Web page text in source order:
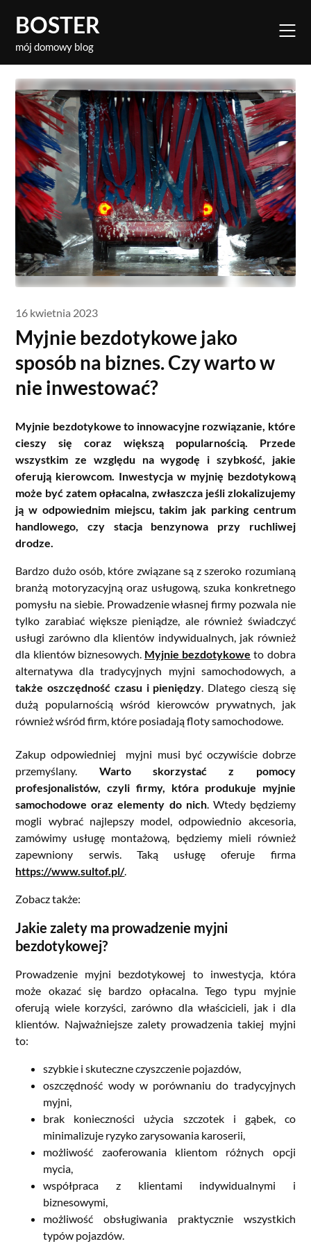
content
BOSTER
mój domowy blog
16 kwietnia 2023
Myjnie bezdotykowe jako
sposób na biznes. Czy warto w
nie inwestować?
Myjnie bezdotykowe to innowacyjne rozwiązanie, które
cieszy się coraz większą popularnością. Przede
wszystkim ze względu na wygodę i szybkość, jakie
oferują kierowcom. Inwestycja w myjnię bezdotykową
może być zatem opłacalna, zwłaszcza jeśli zlokalizujemy
ją w odpowiednim miejscu, takim jak parking centrum
handlowego, czy stacja benzynowa przy ruchliwej
drodze.
Bardzo dużo osób, które związane są z szeroko rozumianą
branżą motoryzacyjną oraz usługową, szuka konkretnego
pomysłu na siebie. Prowadzenie własnej firmy pozwala nie
tylko zarabiać większe pieniądze, ale również świadczyć
usługi zarówno dla klientów indywidualnych, jak również
dla klientów biznesowych. Myjnie bezdotykowe to dobra
alternatywa dla tradycyjnych myjni samochodowych, a
także oszczędność czasu i pieniędzy. Dlatego cieszą się
dużą popularnością wśród kierowców prywatnych, jak
również wśród firm, które posiadają floty samochodowe.
Zakup odpowiedniej myjni musi być oczywiście dobrze
przemyślany. Warto skorzystać z pomocy
profesjonalistów, czyli firmy, która produkuje myjnie
samochodowe oraz elementy do nich. Wtedy będziemy
mogli wybrać najlepszy model, odpowiednio akcesoria,
zamówimy usługę montażową, będziemy mieli również
zapewniony serwis. Taką usługę oferuje firma
https://www.sultof.pl/.
Zobacz także:
Jakie zalety ma prowadzenie myjni
bezdotykowej?
Prowadzenie myjni bezdotykowej to inwestycja, która
może okazać się bardzo opłacalna. Tego typu myjnie
oferują wiele korzyści, zarówno dla właścicieli, jak i dla
klientów. Najważniejsze zalety prowadzenia takiej myjni
to:
szybkie i skuteczne czyszczenie pojazdów,
oszczędność wody w porównaniu do tradycyjnych
myjni,
brak konieczności użycia szczotek i gąbek, co
minimalizuje ryzyko zarysowania karoserii,
możliwość zaoferowania klientom różnych opcji
mycia,
współpraca z klientami indywidualnymi i
biznesowymi,
możliwość obsługiwania praktycznie wszystkich
typów pojazdów.